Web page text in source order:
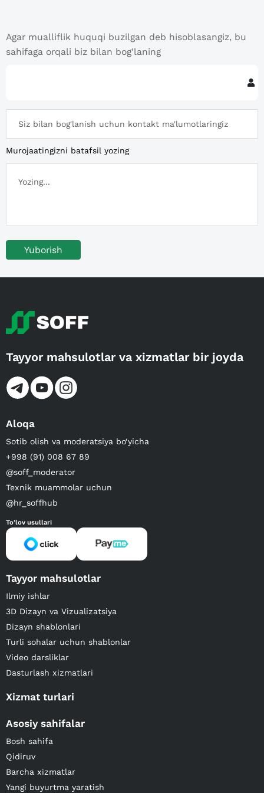
Agar mualliflik huquqi buzilgan deb hisoblasangiz, bu
sahifaga orqali biz bilan bog'laning
Murojaatingizni batafsil yozing
Yuborish
Tayyor mahsulotlar va xizmatlar bir joyda
Aloqa
Sotib olish va moderatsiya bo‘yicha
+998 (91) 008 67 89
@soff_moderator
Texnik muammolar uchun
@hr_soffhub
To'lov usullari
Tayyor mahsulotlar
Ilmiy ishlar
3D Dizayn va Vizualizatsiya
Dizayn shablonlari
Turli sohalar uchun shablonlar
Video darsliklar
Dasturlash xizmatlari
Xizmat turlari
Asosiy sahifalar
Bosh sahifa
Qidiruv
Barcha xizmatlar
Yangi buyurtma yaratish